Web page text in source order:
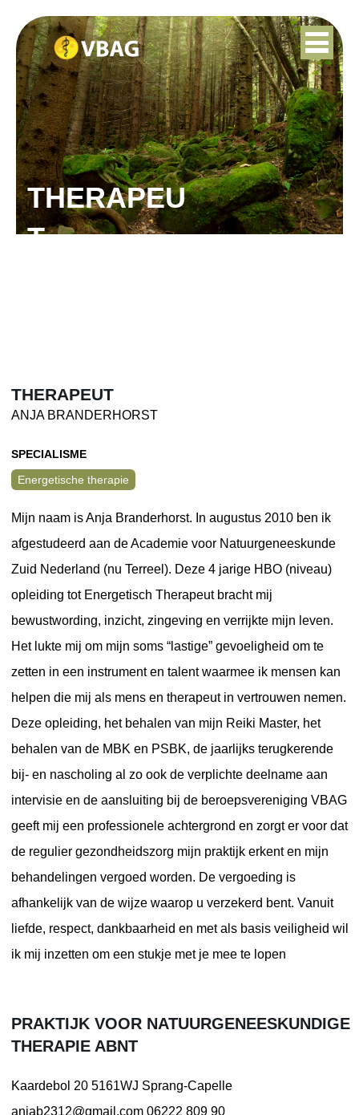
THERAPEU
T
THERAPEUT
ANJA BRANDERHORST
SPECIALISME
Energetische therapie
Mijn naam is Anja Branderhorst. In augustus 2010 ben ik
afgestudeerd aan de Academie voor Natuurgeneeskunde
Zuid Nederland (nu Terreel). Deze 4 jarige HBO (niveau)
opleiding tot Energetisch Therapeut bracht mij
bewustwording, inzicht, zingeving en verrijkte mijn leven.
Het lukte mij om mijn soms “lastige” gevoeligheid om te
zetten in een instrument en talent waarmee ik mensen kan
helpen die mij als mens en therapeut in vertrouwen nemen.
Deze opleiding, het behalen van mijn Reiki Master, het
behalen van de MBK en PSBK, de jaarlijks terugkerende
bij- en nascholing al zo ook de verplichte deelname aan
intervisie en de aansluiting bij de beroepsvereniging VBAG
geeft mij een professionele achtergrond en zorgt er voor dat
de regulier gezondheidszorg mijn praktijk erkent en mijn
behandelingen vergoed worden. De vergoeding is
afhankelijk van de wijze waarop u verzekerd bent. Vanuit
liefde, respect, dankbaarheid en met als basis veiligheid wil
ik mij inzetten om een stukje met je mee te lopen
PRAKTIJK VOOR NATUURGENEESKUNDIGE
THERAPIE ABNT
Kaardebol 20 5161WJ Sprang-Capelle
anjab2312@gmail.com 06222 809 90